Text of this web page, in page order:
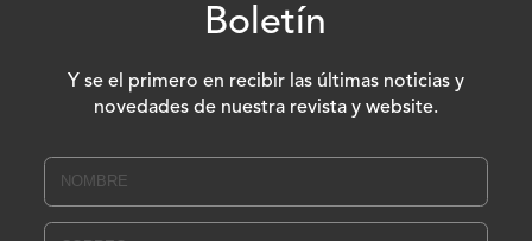
Boletín
Y se el primero en recibir las últimas noticias y
novedades de nuestra revista y website.